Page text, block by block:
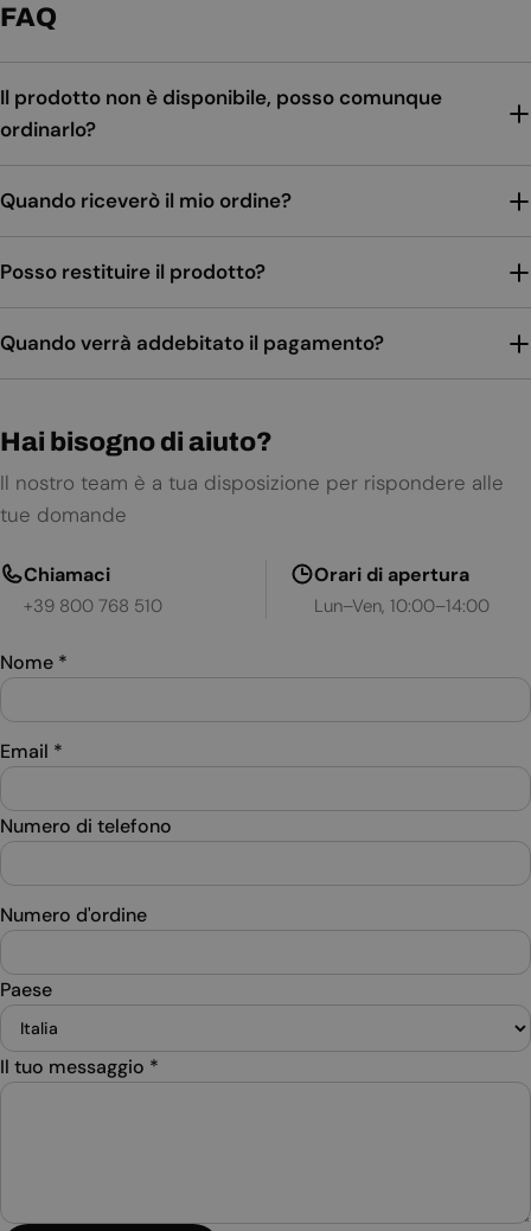
FAQ
Il prodotto non è disponibile, posso comunque
ordinarlo?
Quando riceverò il mio ordine?
Posso restituire il prodotto?
Quando verrà addebitato il pagamento?
Hai bisogno di aiuto?
Il nostro team è a tua disposizione per rispondere alle
tue domande
Chiamaci
+39 800 768 510
Orari di apertura
Lun–Ven, 10:00–14:00
Nome *
Email *
Numero di telefono
Numero d'ordine
Paese
Il tuo messaggio *